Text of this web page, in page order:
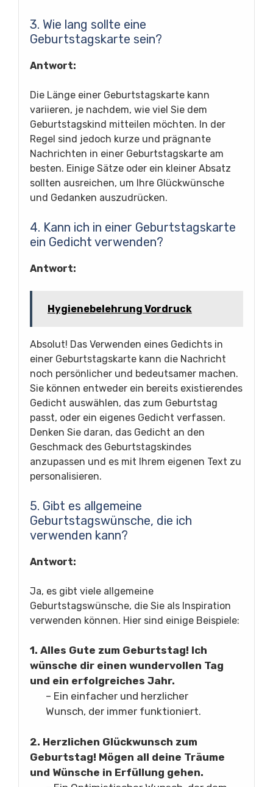
3. Wie lang sollte eine
Geburtstagskarte sein?
Antwort:
Die Länge einer Geburtstagskarte kann
variieren, je nachdem, wie viel Sie dem
Geburtstagskind mitteilen möchten. In der
Regel sind jedoch kurze und prägnante
Nachrichten in einer Geburtstagskarte am
besten. Einige Sätze oder ein kleiner Absatz
sollten ausreichen, um Ihre Glückwünsche
und Gedanken auszudrücken.
4. Kann ich in einer Geburtstagskarte
ein Gedicht verwenden?
Antwort:
Hygienebelehrung Vordruck
Absolut! Das Verwenden eines Gedichts in
einer Geburtstagskarte kann die Nachricht
noch persönlicher und bedeutsamer machen.
Sie können entweder ein bereits existierendes
Gedicht auswählen, das zum Geburtstag
passt, oder ein eigenes Gedicht verfassen.
Denken Sie daran, das Gedicht an den
Geschmack des Geburtstagskindes
anzupassen und es mit Ihrem eigenen Text zu
personalisieren.
5. Gibt es allgemeine
Geburtstagswünsche, die ich
verwenden kann?
Antwort:
Ja, es gibt viele allgemeine
Geburtstagswünsche, die Sie als Inspiration
verwenden können. Hier sind einige Beispiele:
1. Alles Gute zum Geburtstag! Ich
wünsche dir einen wundervollen Tag
und ein erfolgreiches Jahr.
– Ein einfacher und herzlicher
Wunsch, der immer funktioniert.
2. Herzlichen Glückwunsch zum
Geburtstag! Mögen all deine Träume
und Wünsche in Erfüllung gehen.